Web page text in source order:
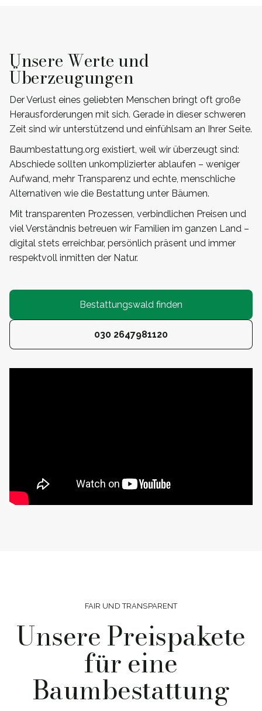
Unsere Werte und
Überzeugungen
Der Verlust eines geliebten Menschen bringt oft große
Herausforderungen mit sich. Gerade in dieser schweren
Zeit sind wir unterstützend und einfühlsam an Ihrer Seite.
Baumbestattung.org existiert, weil wir überzeugt sind:
Abschiede sollten unkomplizierter ablaufen – weniger
Aufwand, mehr Transparenz und echte, menschliche
Alternativen wie die Bestattung unter Bäumen.
Mit transparenten Prozessen, verbindlichen Preisen und
viel Verständnis betreuen wir Familien im ganzen Land –
digital stets erreichbar, persönlich präsent und immer
respektvoll inmitten der Natur.
Bestattungswald finden
030 2647981120
FAIR UND TRANSPARENT
Unsere Preispakete
für eine
Baumbestattung